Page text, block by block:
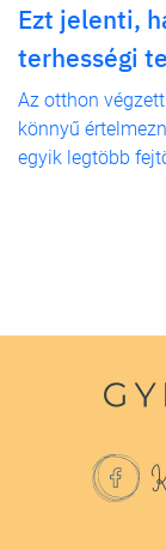
Ezt jelenti,
terhességi
Az otthon
könnyű
egyik legtöbb